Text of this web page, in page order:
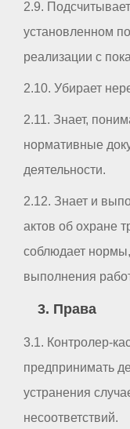
2.9.
установленном
реализации с
2.10. Убирает
2.11. Знает,
нормативные
деятельности.
2.12. Знает и
актов об охране
соблюдает
выполнения
3. Права
3.1. Контролер-
предпринимать
устранения
несоответствий.